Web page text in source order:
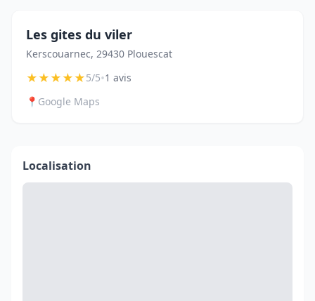
Les gites du viler
Kerscouarnec, 29430 Plouescat
★★★★★5/5•1 avis
📍 Google Maps
Localisation